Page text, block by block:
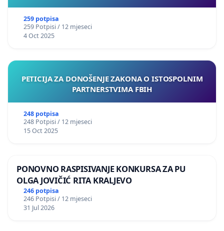
259 potpisa
259 Potpisi / 12 mjeseci
4 Oct 2025
PETICIJA ZA DONOŠENJE ZAKONA O ISTOSPOLNIM
PARTNERSTVIMA FBIH
248 potpisa
248 Potpisi / 12 mjeseci
15 Oct 2025
PONOVNO RASPISIVANJE KONKURSA ZA PU
OLGA JOVIČIĆ RITA KRALJEVO
246 potpisa
246 Potpisi / 12 mjeseci
31 Jul 2026